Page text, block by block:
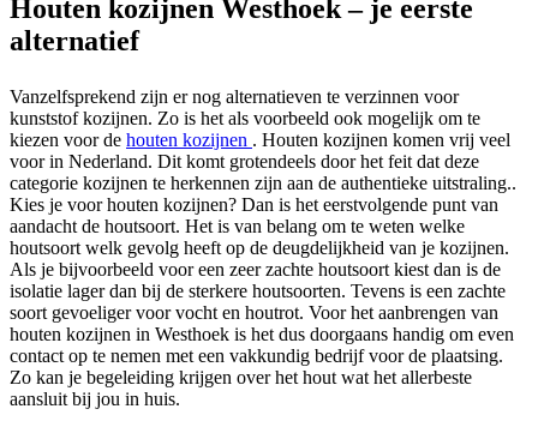
Houten kozijnen Westhoek – je eerste
alternatief
Vanzelfsprekend zijn er nog alternatieven te verzinnen voor
kunststof kozijnen. Zo is het als voorbeeld ook mogelijk om te
kiezen voor de houten kozijnen . Houten kozijnen komen vrij veel
voor in Nederland. Dit komt grotendeels door het feit dat deze
categorie kozijnen te herkennen zijn aan de authentieke uitstraling..
Kies je voor houten kozijnen? Dan is het eerstvolgende punt van
aandacht de houtsoort. Het is van belang om te weten welke
houtsoort welk gevolg heeft op de deugdelijkheid van je kozijnen.
Als je bijvoorbeeld voor een zeer zachte houtsoort kiest dan is de
isolatie lager dan bij de sterkere houtsoorten. Tevens is een zachte
soort gevoeliger voor vocht en houtrot. Voor het aanbrengen van
houten kozijnen in Westhoek is het dus doorgaans handig om even
contact op te nemen met een vakkundig bedrijf voor de plaatsing.
Zo kan je begeleiding krijgen over het hout wat het allerbeste
aansluit bij jou in huis.